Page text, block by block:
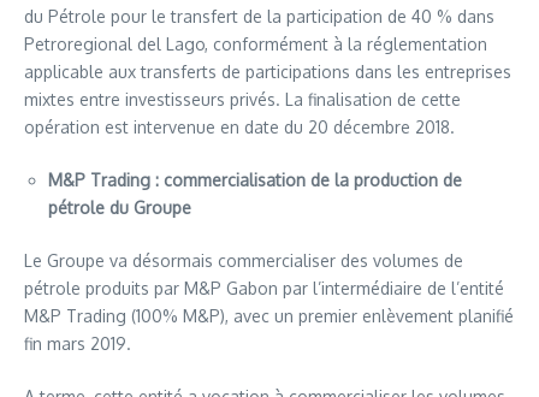
du Pétrole pour le transfert de la participation de 40 % dans
Petroregional del Lago, conformément à la réglementation
applicable aux transferts de participations dans les entreprises
mixtes entre investisseurs privés. La finalisation de cette
opération est intervenue en date du 20 décembre 2018.
M&P Trading : commercialisation de la production de
pétrole du Groupe
Le Groupe va désormais commercialiser des volumes de
pétrole produits par M&P Gabon par l’intermédiaire de l’entité
M&P Trading (100% M&P), avec un premier enlèvement planifié
fin mars 2019.